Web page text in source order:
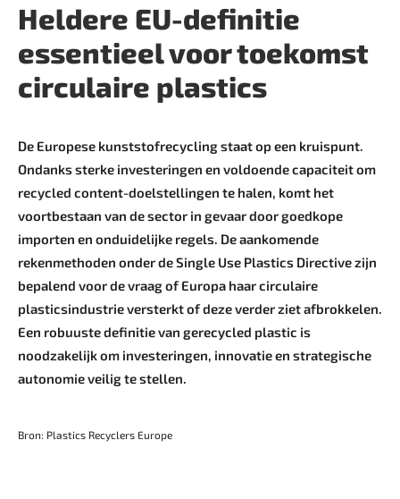
Heldere EU-definitie
essentieel voor toekomst
circulaire plastics
De Europese kunststofrecycling staat op een kruispunt.
Ondanks sterke investeringen en voldoende capaciteit om
recycled content-doelstellingen te halen, komt het
voortbestaan van de sector in gevaar door goedkope
importen en onduidelijke regels. De aankomende
rekenmethoden onder de Single Use Plastics Directive zijn
bepalend voor de vraag of Europa haar circulaire
plasticsindustrie versterkt of deze verder ziet afbrokkelen.
Een robuuste definitie van gerecycled plastic is
noodzakelijk om investeringen, innovatie en strategische
autonomie veilig te stellen.
Bron: Plastics Recyclers Europe